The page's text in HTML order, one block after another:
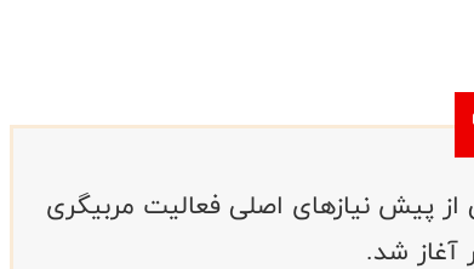
از پیش نیازهای اصلی فعالیت مربیگری